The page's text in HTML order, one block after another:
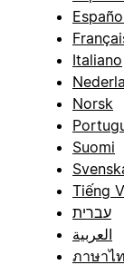
Italiano
Norsk
Suomi
Tiếng
עברית
العربية
ภาษาไ